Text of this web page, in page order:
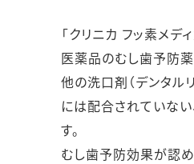
「クリニカ フッ素メデ
医薬品のむし歯予防薬
他の洗口剤（デンタル
には配合されていない
す。
むし歯予防効果が認